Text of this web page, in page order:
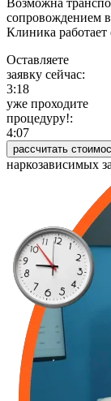
Возможна
сопровождением
Клиника
Оставляете
заявку сейчас:
3:18
уже проходите
процедуру!:
4:07
рассчитать
наркозависимых